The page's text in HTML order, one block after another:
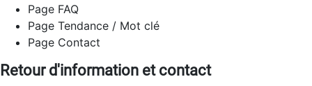
Page FAQ
Page Tendance / Mot clé
Page Contact
Retour d'information et contact